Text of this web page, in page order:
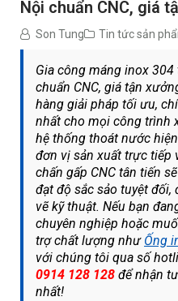
Nội chuẩn CNC, giá
Son Tung Tin tức sản
Gia công máng inox
chuẩn CNC, giá tận
hàng giải pháp tối ưu,
nhất cho mọi công trình
hệ thống thoát nước
đơn vị sản xuất trực tiếp
chấn gấp CNC tân tiến
đạt độ sắc sảo tuyệt
vẽ kỹ thuật. Nếu bạn
chuyên nghiệp hoặc
trợ chất lượng như Ống
với chúng tôi qua số
0914 128 128 để nhận
nhất!